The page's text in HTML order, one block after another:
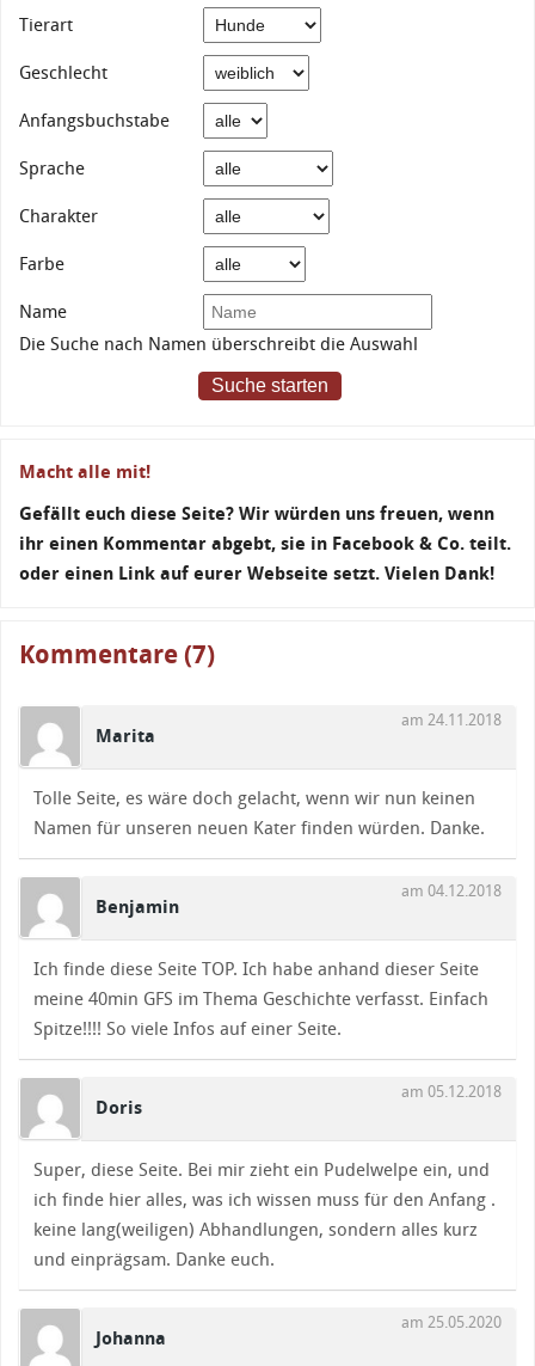
Tierart
Geschlecht
Anfangsbuchstabe
Sprache
Charakter
Farbe
Name
Die Suche nach Namen überschreibt die Auswahl
Suche starten
Macht alle mit!
Gefällt euch diese Seite? Wir würden uns freuen, wenn
ihr einen Kommentar abgebt, sie in Facebook & Co. teilt.
oder einen Link auf eurer Webseite setzt. Vielen Dank!
Kommentare (7)
Marita
am 24.11.2018
Tolle Seite, es wäre doch gelacht, wenn wir nun keinen
Namen für unseren neuen Kater finden würden. Danke.
Benjamin
am 04.12.2018
Ich finde diese Seite TOP. Ich habe anhand dieser Seite
meine 40min GFS im Thema Geschichte verfasst. Einfach
Spitze!!!! So viele Infos auf einer Seite.
Doris
am 05.12.2018
Super, diese Seite. Bei mir zieht ein Pudelwelpe ein, und
ich finde hier alles, was ich wissen muss für den Anfang .
keine lang(weiligen) Abhandlungen, sondern alles kurz
und einprägsam. Danke euch.
Johanna
am 25.05.2020